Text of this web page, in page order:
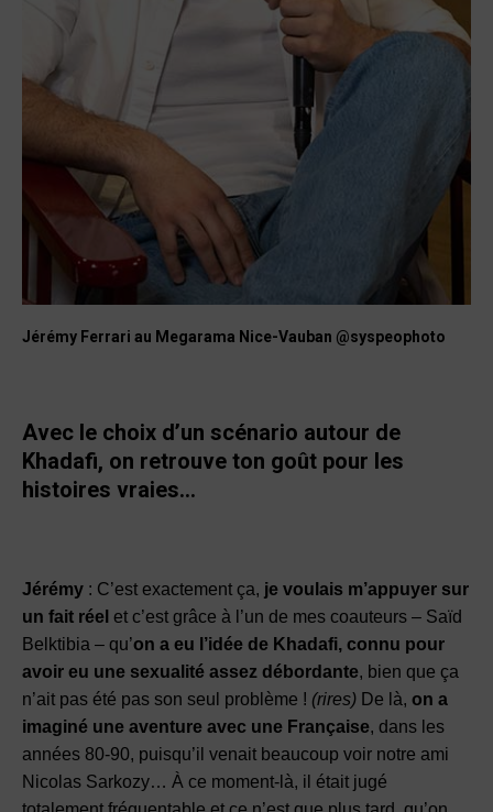
Jérémy Ferrari au Megarama Nice-Vauban @syspeophoto
Avec le choix d’un scénario autour de
Khadafi, on retrouve ton goût pour les
histoires vraies…
Jérémy : C’est exactement ça, je voulais m’appuyer sur
un fait réel et c’est grâce à l’un de mes coauteurs – Saïd
Belktibia – qu’on a eu l’idée de Khadafi, connu pour
avoir eu une sexualité assez débordante, bien que ça
n’ait pas été pas son seul problème ! (rires) De là, on a
imaginé une aventure avec une Française, dans les
années 80-90, puisqu’il venait beaucoup voir notre ami
Nicolas Sarkozy… À ce moment-là, il était jugé